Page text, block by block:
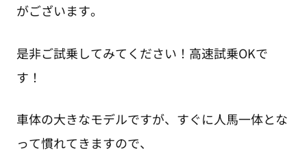
がございます。
是非ご試乗してみてください！高速試乗OKで
す！
車体の大きなモデルですが、すぐに人馬一体とな
って慣れてきますので、